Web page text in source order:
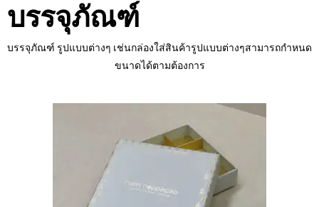
บรรจุภัณฑ์
บรรจุภัณฑ์ รูปแบบต่างๆ เช่นกล่องใส่สินค้ารูปแบบต่างๆสามารถกำหนด
ขนาดได้ตามต้องการ